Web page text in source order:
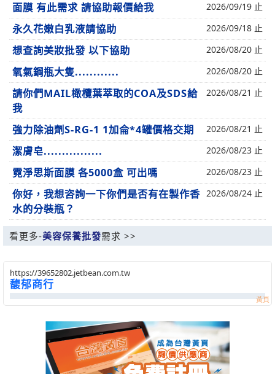
面膜 有此需求 請協助報價給我 2026/09/19 止
永久花嫩白乳液請協助 2026/09/18 止
想查詢美妝批發 以下協助 2026/08/20 止
氧氣鋼瓶大隻............ 2026/08/20 止
請你們MAIL橄欖葉萃取的COA及SDS給
我
2026/08/21 止
強力除油劑S-RG-1 1加侖*4罐價格交期 2026/08/21 止
潔膚皂................ 2026/08/23 止
霓淨思斯面膜 各5000盒 可出嗎 2026/08/23 止
你好，我想咨詢一下你們是否有在製作香
水的分裝瓶？
2026/08/24 止
看更多-美容保養批發需求 >>
https://39652802.jetbean.com.tw
馥郁商行